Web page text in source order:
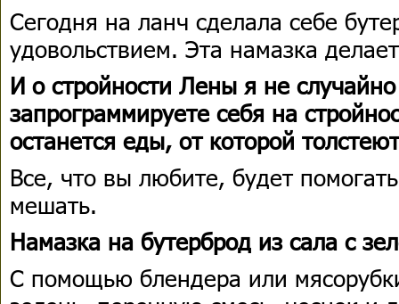
Сегодня на ланч сделала себе
удовольствием. Эта намазка
И о стройности Лены я не
запрограммируете себя на
останется еды, от которой толстеют
Все, что вы любите, будет
мешать.
Намазка на бутерброд из сала с
С помощью блендера или